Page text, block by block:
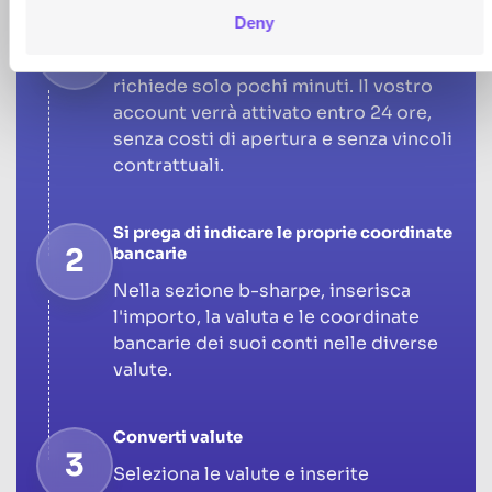
Deny
Crea il vostro account aziendale
richiede solo pochi minuti. Il vostro
account verrà attivato entro 24 ore,
senza costi di apertura e senza vincoli
contrattuali.
2
Si prega di indicare le proprie coordinate
bancarie
Nella sezione b-sharpe, inserisca
l'importo, la valuta e le coordinate
bancarie dei suoi conti nelle diverse
valute.
3
Converti valute
Seleziona le valute e inserite